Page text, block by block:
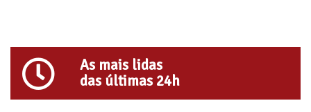
As mais lidas
das últimas 24h